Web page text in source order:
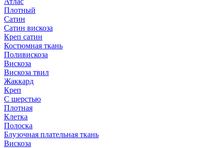
Плотный
Сатин
Сатин вискоза
Креп сатин
Костюмная ткань
Поливискоза
Вискоза
Вискоза твил
Жаккард
Креп
С шерстью
Плотная
Клетка
Полоска
Блузочная плательная ткань
Вискоза